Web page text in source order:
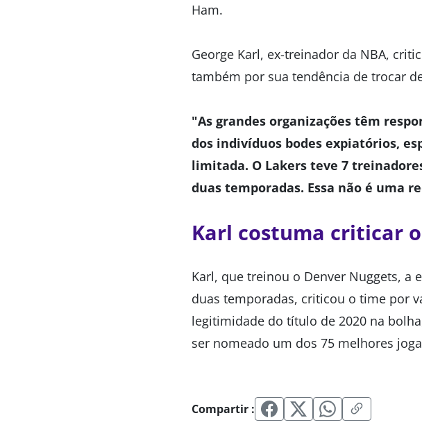
Ham.
George Karl, ex-treinador da NBA,
também por sua tendência de trocar
"As grandes organizações têm
dos indivíduos bodes expiatórios,
limitada. O Lakers teve 7
duas temporadas. Essa não é uma
Karl costuma criticar
Karl, que treinou o Denver Nuggets, a
duas temporadas, criticou o time por
legitimidade do título de 2020 na
ser nomeado um dos 75 melhores
Compartir :